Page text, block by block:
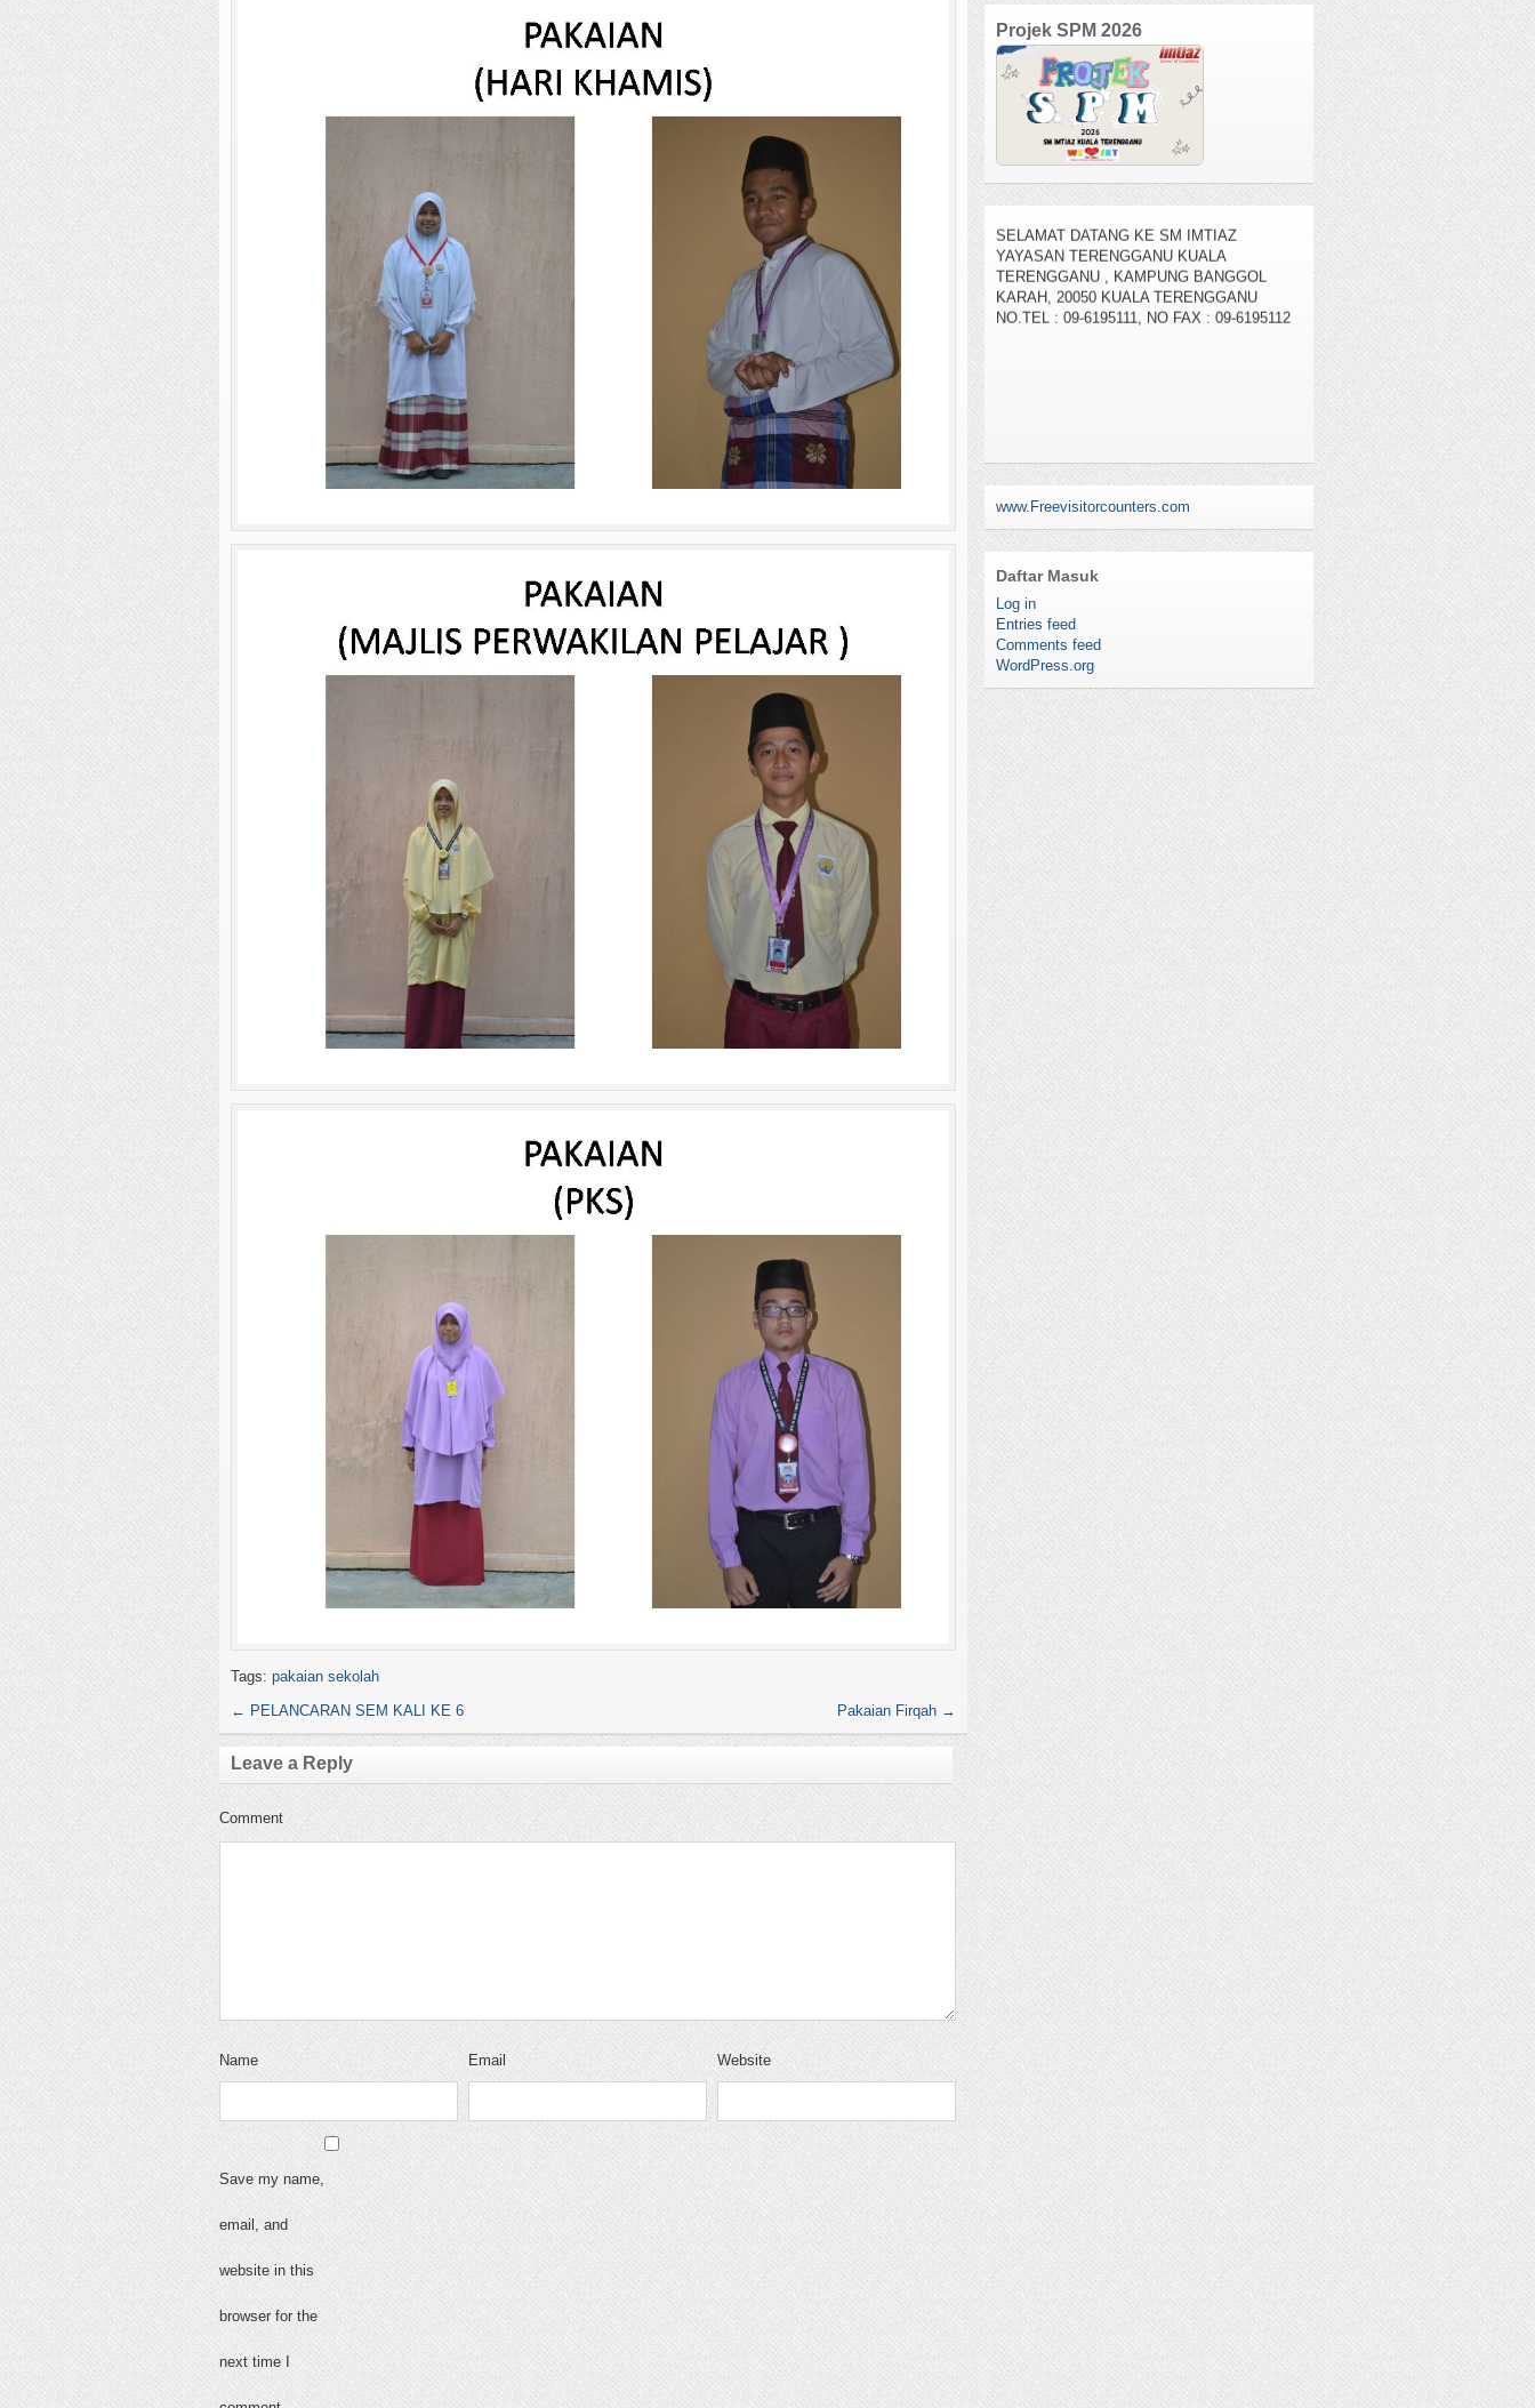
Tags: pakaian sekolah
← PELANCARAN SEM KALI KE 6 Pakaian Firqah →
Leave a Reply
Comment
Name Email Website
Save my name,
email, and
website in this
browser for the
next time I
Projek SPM 2026
SELAMAT DATANG KE SM IMTIAZ
YAYASAN TERENGGANU KUALA
TERENGGANU , KAMPUNG BANGGOL
KARAH, 20050 KUALA TERENGGANU
NO.TEL : 09-6195111, NO FAX : 09-6195112
www.Freevisitorcounters.com
Daftar Masuk
Log in
Entries feed
Comments feed
WordPress.org